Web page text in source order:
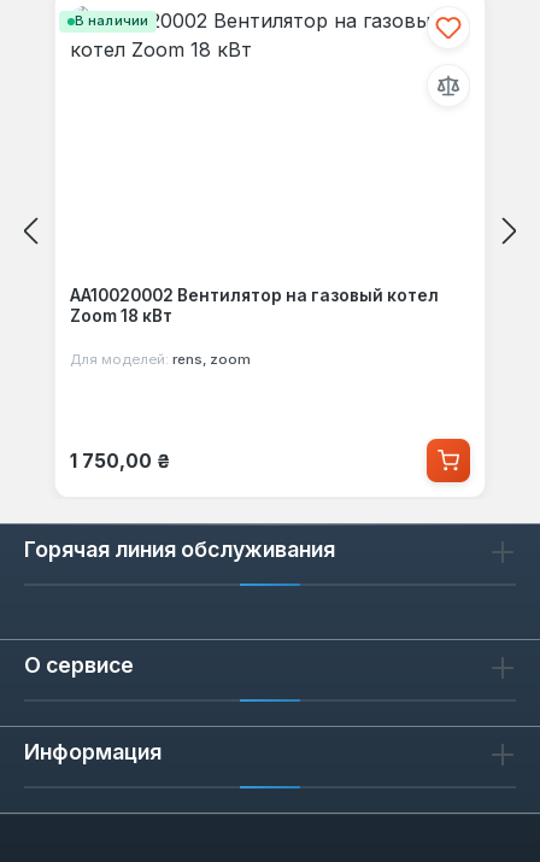
В наличии
AA10020002 Вентилятор на газовый котел
Zoom 18 кВт
Для моделей: rens, zoom
Обычная цена:
1 750,00 ₴
Горячая линия обслуживания
О сервисе
Информация